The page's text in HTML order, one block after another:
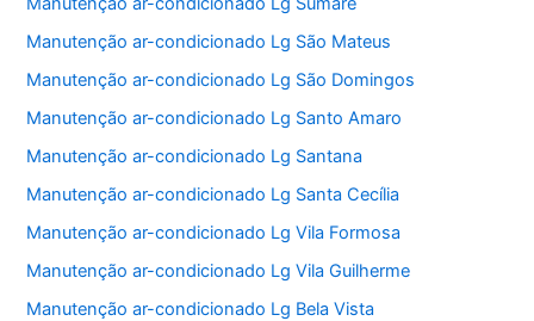
Manutenção ar-condicionado Lg São Mateus
Manutenção ar-condicionado Lg São Domingos
Manutenção ar-condicionado Lg Santo Amaro
Manutenção ar-condicionado Lg Santana
Manutenção ar-condicionado Lg Santa Cecília
Manutenção ar-condicionado Lg Vila Formosa
Manutenção ar-condicionado Lg Vila Guilherme
Manutenção ar-condicionado Lg Bela Vista